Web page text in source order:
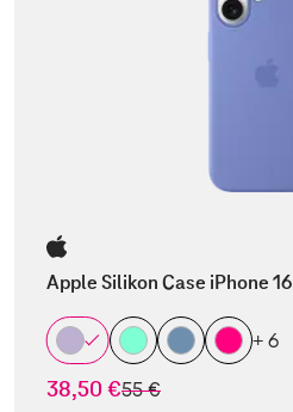
Apple Silikon Case iPhone 16
+ 6
38,50 €statt
55 €